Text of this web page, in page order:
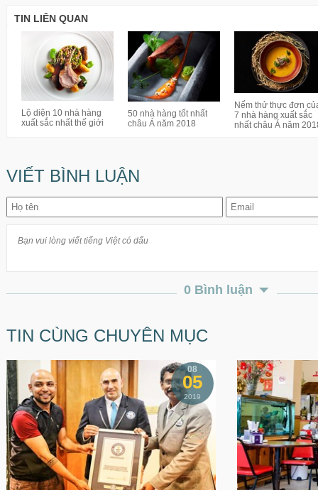
TIN LIÊN QUAN
Lộ diện 10 nhà hàng
xuất sắc nhất thế giới
50 nhà hàng tốt nhất
châu Á năm 2018
Nếm thử thực đơn
7 nhà hàng xuất sắc
nhất châu Á năm
VIẾT BÌNH LUẬN
0 Bình luận
TIN CÙNG CHUYÊN MỤC
08
05
2019